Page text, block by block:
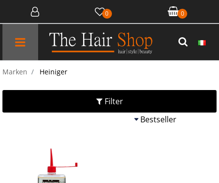
0 0
Open menu
Marken Heiniger
Filter